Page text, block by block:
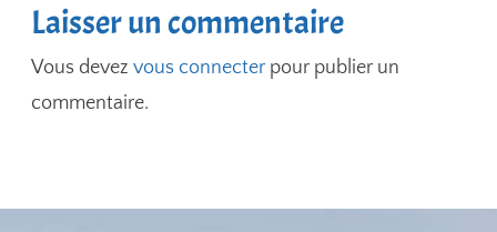
Laisser un commentaire
Vous devezvous connecterpour publier un
commentaire.